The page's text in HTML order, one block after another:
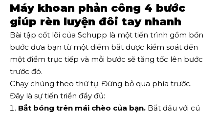
Máy khoan phản công 4 bước
giúp rèn luyện đôi tay nhanh
Bài tập cốt lõi của Schupp là một tiến trình gồm bốn
bước đưa bạn từ một điểm bắt được kiểm soát đến
một điểm trực tiếp và mỗi bước sẽ tăng tốc lên bước
trước đó.
Chạy chúng theo thứ tự. Đừng bỏ qua phía trước.
Đây là sự tiến triển đầy đủ:
Bắt bóng trên mái chèo của bạn. Bắt đầu với cú